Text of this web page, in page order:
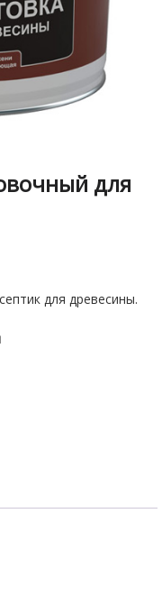
для
для древесины.